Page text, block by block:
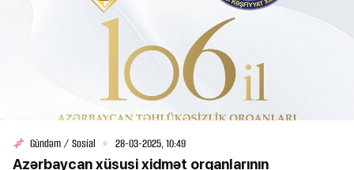
Gündəm / Sosial 28-03-2025, 10:49
Azərbaycan xüsusi xidmət orqanlarının